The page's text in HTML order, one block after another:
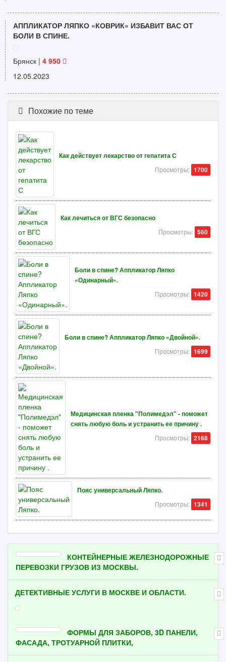
АППЛИКАТОР ЛЯПКО «КОВРИК» ИЗБАВИТ ВАС ОТ
БОЛИ В СПИНЕ.
Брянск | 4 950
12.05.2023
Похожие по теме
Как действует лекарство от гепатита С
Просмотры: 1700
Как лечиться от ВГС безопасно
Просмотры: 560
Боли в спине? Аппликатор Ляпко
«Одинарный».
Просмотры: 1420
Боли в спине? Аппликатор Ляпко «Двойной».
Просмотры: 1699
Медицинская пленка "Полимедэл" - поможет
снять любую боль и устранить ее причину .
Просмотры: 2168
Пояс универсальный Ляпко.
Просмотры: 1341
КОНТЕЙНЕРНЫЕ ЖЕЛЕЗНОДОРОЖНЫЕ
ПЕРЕВОЗКИ ГРУЗОВ ИЗ МОСКВЫ.
ДЕТЕКТИВНЫЕ УСЛУГИ В МОСКВЕ И ОБЛАСТИ.
ФОРМЫ ДЛЯ ЗАБОРОВ, 3D ПАНЕЛИ,
ФАСАДА, ТРОТУАРНОЙ ПЛИТКИ,